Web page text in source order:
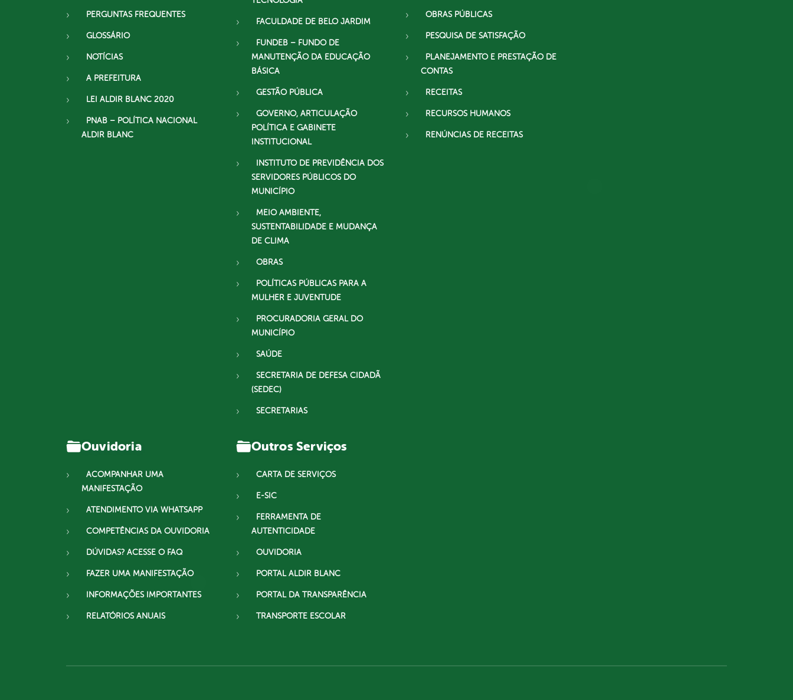
PERGUNTAS FREQUENTES
GLOSSÁRIO
NOTÍCIAS
A PREFEITURA
LEI ALDIR BLANC 2020
PNAB – POLÍTICA NACIONAL
ALDIR BLANC
FACULDADE DE BELO JARDIM
FUNDEB – FUNDO DE
MANUTENÇÃO DA EDUCAÇÃO
BÁSICA
GESTÃO PÚBLICA
GOVERNO, ARTICULAÇÃO
POLÍTICA E GABINETE
INSTITUCIONAL
INSTITUTO DE PREVIDÊNCIA DOS
SERVIDORES PÚBLICOS DO
MUNICÍPIO
MEIO AMBIENTE,
SUSTENTABILIDADE E MUDANÇA
DE CLIMA
OBRAS
POLÍTICAS PÚBLICAS PARA A
MULHER E JUVENTUDE
PROCURADORIA GERAL DO
MUNICÍPIO
SAÚDE
SECRETARIA DE DEFESA CIDADÃ
(SEDEC)
SECRETARIAS
OBRAS PÚBLICAS
PESQUISA DE SATISFAÇÃO
PLANEJAMENTO E PRESTAÇÃO DE
CONTAS
RECEITAS
RECURSOS HUMANOS
RENÚNCIAS DE RECEITAS
Ouvidoria
ACOMPANHAR UMA
MANIFESTAÇÃO
ATENDIMENTO VIA WHATSAPP
COMPETÊNCIAS DA OUVIDORIA
DÚVIDAS? ACESSE O FAQ
FAZER UMA MANIFESTAÇÃO
INFORMAÇÕES IMPORTANTES
RELATÓRIOS ANUAIS
Outros Serviços
CARTA DE SERVIÇOS
E-SIC
FERRAMENTA DE
AUTENTICIDADE
OUVIDORIA
PORTAL ALDIR BLANC
PORTAL DA TRANSPARÊNCIA
TRANSPORTE ESCOLAR